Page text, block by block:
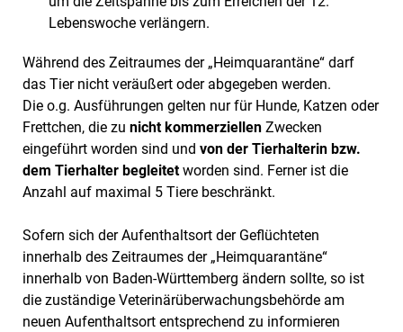
Lebenswoche verlängern.
Während des Zeitraumes der „Heimquarantäne“ darf
das Tier nicht veräußert oder abgegeben werden.
Die o.g. Ausführungen gelten nur für Hunde, Katzen oder
Frettchen, die zu nicht kommerziellen Zwecken
eingeführt worden sind und von der Tierhalterin bzw.
dem Tierhalter begleitetworden sind. Ferner ist die
Anzahl auf maximal 5 Tiere beschränkt.
Sofern sich der Aufenthaltsort der Geflüchteten
innerhalb des Zeitraumes der „Heimquarantäne“
innerhalb von Baden-Württemberg ändern sollte, so ist
die zuständige Veterinärüberwachungsbehörde am
neuen Aufenthaltsort entsprechend zu informieren